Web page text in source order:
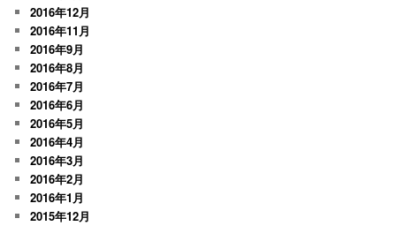
2016年12月
2016年11月
2016年9月
2016年8月
2016年7月
2016年6月
2016年5月
2016年4月
2016年3月
2016年2月
2016年1月
2015年12月